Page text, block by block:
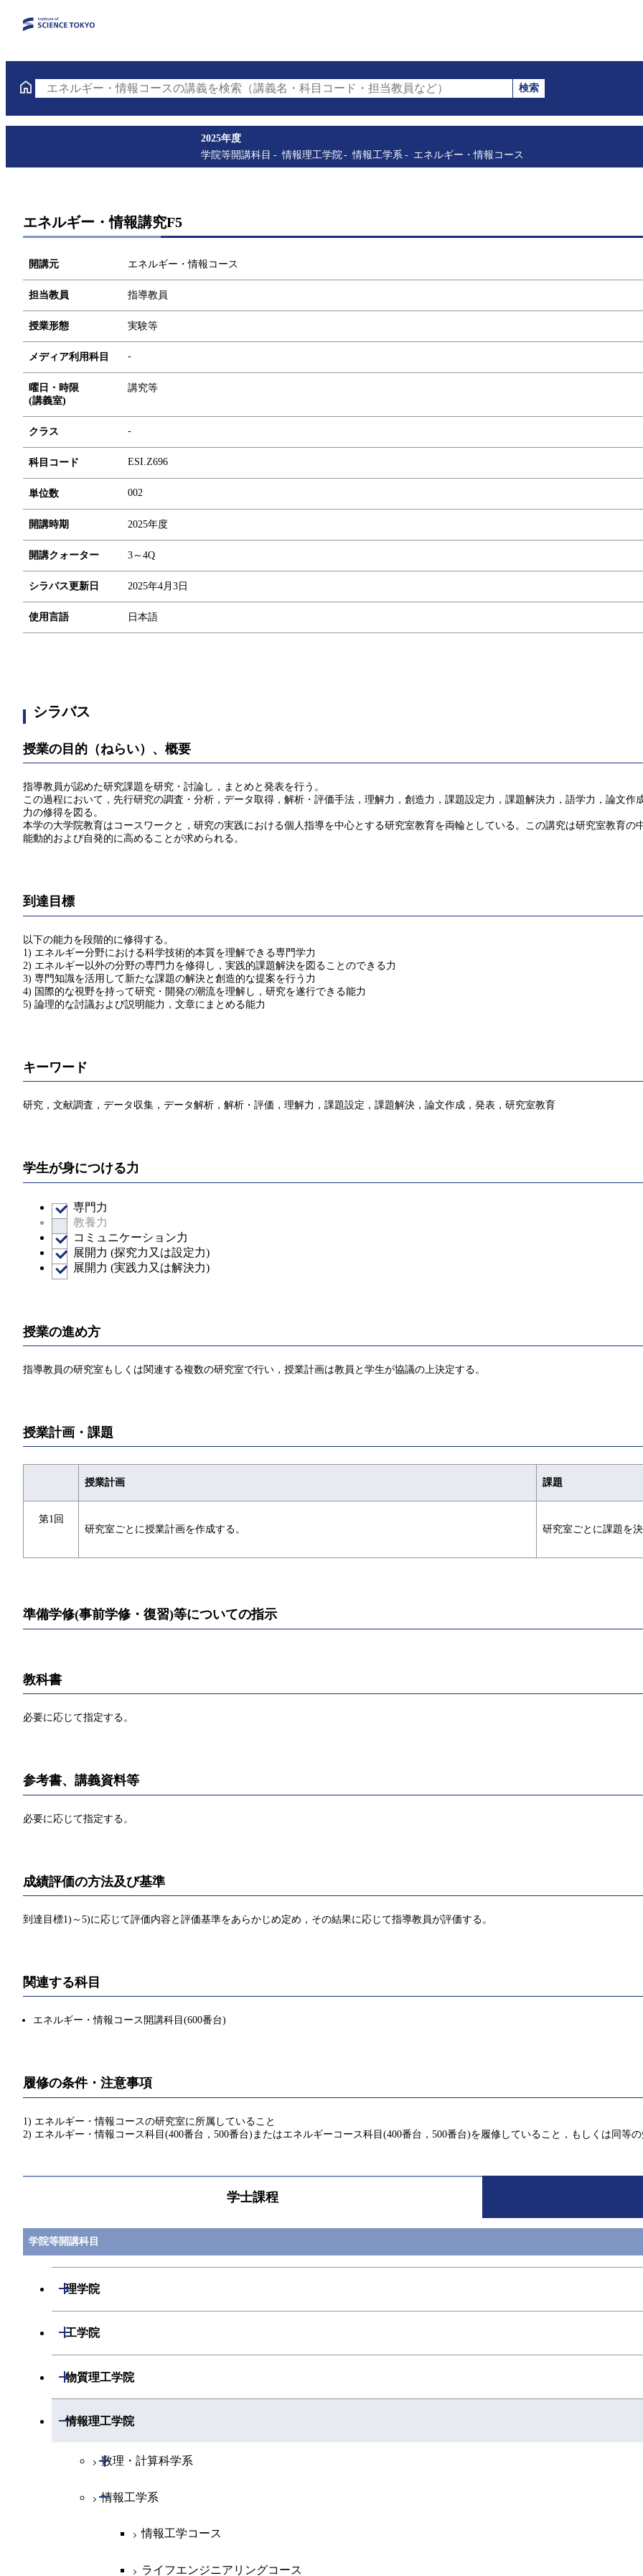
エネルギー・情報コースの講義を検索（講義名・科目コード・担当教員など）
検索
2025年度
学院等開講科目
情報理工学院 情報工学系 エネルギー・情報コース
エネルギー・情報講究F5
開講元 エネルギー・情報コース
担当教員 指導教員
授業形態 実験等
メディア利用科目 -
曜日・時限
(講義室)
講究等
クラス -
科目コード ESI.Z696
単位数 002
開講時期 2025年度
開講クォーター 3～4Q
シラバス更新日 2025年4月3日
使用言語 日本語
シラバス
授業の目的（ねらい）、概要
指導教員が認めた研究課題を研究・討論し，まとめと発表を行う。
この過程において，先行研究の調査・分析，データ取得，解析・評価手法，理解力，創造力，課題設定力，課題解決力，語学力，論文
力の修得を図る。
本学の大学院教育はコースワークと，研究の実践における個人指導を中心とする研究室教育を両輪としている。この講究は研究室教育
能動的および自発的に高めることが求められる。
到達目標
以下の能力を段階的に修得する。
1) エネルギー分野における科学技術的本質を理解できる専門学力
2) エネルギー以外の分野の専門力を修得し，実践的課題解決を図ることのできる力
3) 専門知識を活用して新たな課題の解決と創造的な提案を行う力
4) 国際的な視野を持って研究・開発の潮流を理解し，研究を遂行できる能力
5) 論理的な討議および説明能力，文章にまとめる能力
キーワード
研究，文献調査，データ収集，データ解析，解析・評価，理解力，課題設定，課題解決，論文作成，発表，研究室教育
学生が身につける力
専門力
教養力
コミュニケーション力
展開力 (探究力又は設定力)
展開力 (実践力又は解決力)
授業の進め方
指導教員の研究室もしくは関連する複数の研究室で行い，授業計画は教員と学生が協議の上決定する。
授業計画・課題
授業計画 課題
第1回
研究室ごとに授業計画を作成する。
研究室ごとに課題を
準備学修(事前学修・復習)等についての指示
教科書
必要に応じて指定する。
参考書、講義資料等
必要に応じて指定する。
成績評価の方法及び基準
到達目標1)～5)に応じて評価内容と評価基準をあらかじめ定め，その結果に応じて指導教員が評価する。
関連する科目
エネルギー・情報コース開講科目(600番台)
履修の条件・注意事項
1) エネルギー・情報コースの研究室に所属していること
2) エネルギー・情報コース科目(400番台，500番台)またはエネルギーコース科目(400番台，500番台)を履修していること，もしくは同等
学士課程
学院等開講科目
理学院
開閉
物理学コース
化学系
開閉
工学院
開閉
機械系
開閉
物質理工学院
開閉
材料系
開閉
材料コース
エネルギーコース
エネルギー・情報コース
ライフエンジニアリングコース
応用化学系
応用化学コース
エネルギーコース
エネルギー・情報コース
専門科目
情報理工学院
開閉
数理・計算科学系
開閉
数理・計算科学コース
知能情報コース
情報工学系
開閉
情報工学コース
ライフエンジニアリングコース